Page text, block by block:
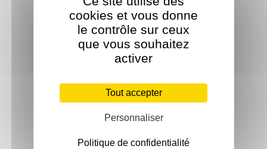
cookies et vous donne
le contrôle sur ceux
que vous souhaitez
activer
Tout accepter
Personnaliser
Politique de confidentialité